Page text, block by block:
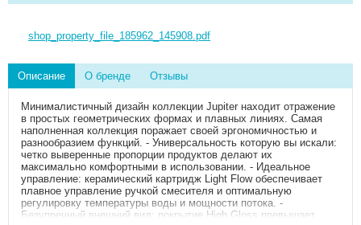
shop_property_file_185962_145908.pdf
Описание О бренде Отзывы
Минималистичный дизайн коллекции Jupiter находит отражение
в простых геометрических формах и плавных линиях. Самая
наполненная коллекция поражает своей эргономичностью и
разнообразием функций. - Универсальность которую вы искали:
четко выверенные пропорции продуктов делают их
максимально комфортными в использовании. - Идеальное
управление: керамический картридж Light Flow обеспечивает
плавное управление ручкой смесителя и оптимальную
регулировку температуры воды и мощности потока. -
Безупречный внешний вид: покрытие High Gloss превышает